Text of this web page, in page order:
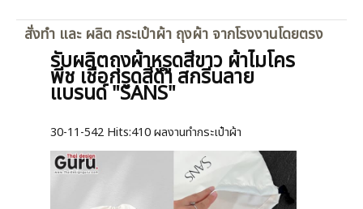
สั่งทำ และ ผลิต กระเป๋าผ้า ถุงผ้า จากโรงงานโดยตรง
รับผลิตถุงผ้าหูรูดสีขาว ผ้าไมโคร
พีช เชือกรูดสีดำ สกรีนลาย
แบรนด์ "SANS"
30-11-542 Hits:410 ผลงานทำกระเป๋าผ้า